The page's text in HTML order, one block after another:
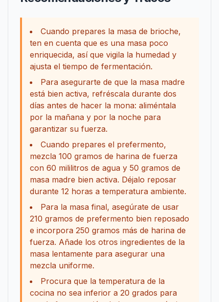
Cuando prepares la masa de brioche,
ten en cuenta que es una masa poco
enriquecida, así que vigila la humedad y
ajusta el tiempo de fermentación.
Para asegurarte de que la masa madre
está bien activa, refréscala durante dos
días antes de hacer la mona: aliméntala
por la mañana y por la noche para
garantizar su fuerza.
Cuando prepares el prefermento,
mezcla 100 gramos de harina de fuerza
con 60 mililitros de agua y 50 gramos de
masa madre bien activa. Déjalo reposar
durante 12 horas a temperatura ambiente.
Para la masa final, asegúrate de usar
210 gramos de prefermento bien reposado
e incorpora 250 gramos más de harina de
fuerza. Añade los otros ingredientes de la
masa lentamente para asegurar una
mezcla uniforme.
Procura que la temperatura de la
cocina no sea inferior a 20 grados para